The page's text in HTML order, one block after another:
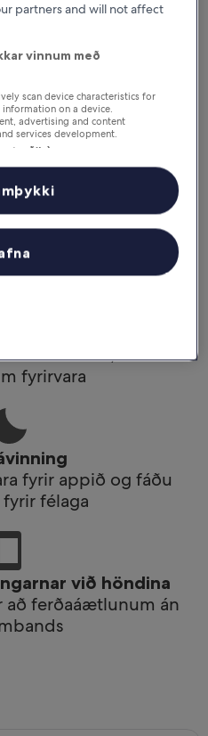
appið okkar
enn meira
hótelum í appinu
sem er, með
fyrirvara
fyrir appið og fáðu
félaga
við höndina
ferðaáætlunum án
partners and will not affect
vinnum með
scan device characteristics for
on a device.
advertising and content
services development.